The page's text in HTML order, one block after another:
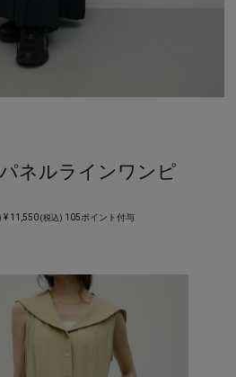
ネルラインワンピ
¥ 11,550(税込) 105ポイント付与